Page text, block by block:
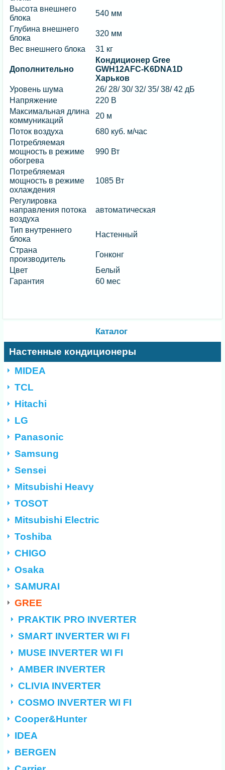
Высота внешнего
блока
540 мм
Глубина внешнего
блока
320 мм
Вес внешнего блока
31 кг
Дополнительно
Кондиционер Gree
GWH12AFC-K6DNA1D
Харьков
Уровень шума
26/ 28/ 30/ 32/ 35/ 38/ 42 дБ
Напряжение
220 В
Максимальная длина
коммуникаций
20 м
Поток воздуха
680 куб. м/час
Потребляемая
мощность в режиме
обогрева
990 Вт
Потребляемая
мощность в режиме
охлаждения
1085 Вт
Регулировка
направления потока
воздуха
автоматическая
Тип внутреннего
блока
Настенный
Страна
производитель
Гонконг
Цвет
Белый
Гарантия
60 мес
Каталог
Настенные кондиционеры
MIDEA
TCL
Hitachi
LG
Panasonic
Samsung
Sensei
Mitsubishi Heavy
TOSOT
Mitsubishi Electric
Toshiba
CHIGO
Osaka
SAMURAI
GREE
PRAKTIK PRO INVERTER
SMART INVERTER WI FI
MUSE INVERTER WI FI
AMBER INVERTER
CLIVIA INVERTER
COSMO INVERTER WI FI
Cooper&Hunter
IDEA
BERGEN